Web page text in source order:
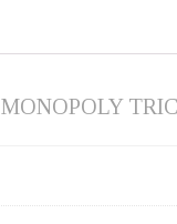
MONOPOLY